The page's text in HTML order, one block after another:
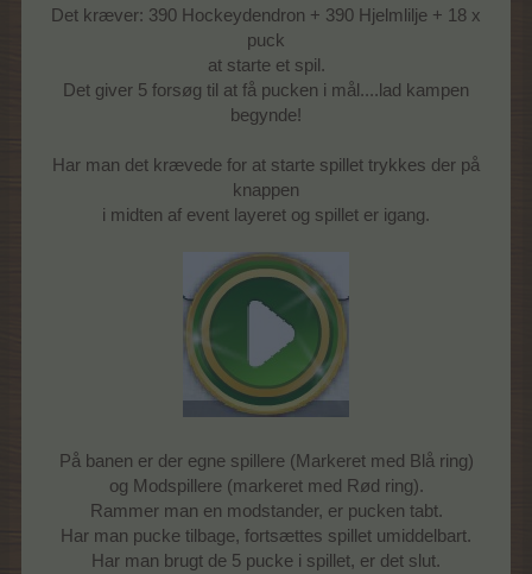
Det kræver: 390 Hockeydendron + 390 Hjelmlilje + 18 x
puck
at starte et spil.
Det giver 5 forsøg til at få pucken i mål....lad kampen
begynde!
Har man det krævede for at starte spillet trykkes der på
knappen
i midten af event layeret og spillet er igang.
På banen er der egne spillere (Markeret med Blå ring)
og Modspillere (markeret med Rød ring).
Rammer man en modstander, er pucken tabt.
Har man pucke tilbage, fortsættes spillet umiddelbart.
Har man brugt de 5 pucke i spillet, er det slut.